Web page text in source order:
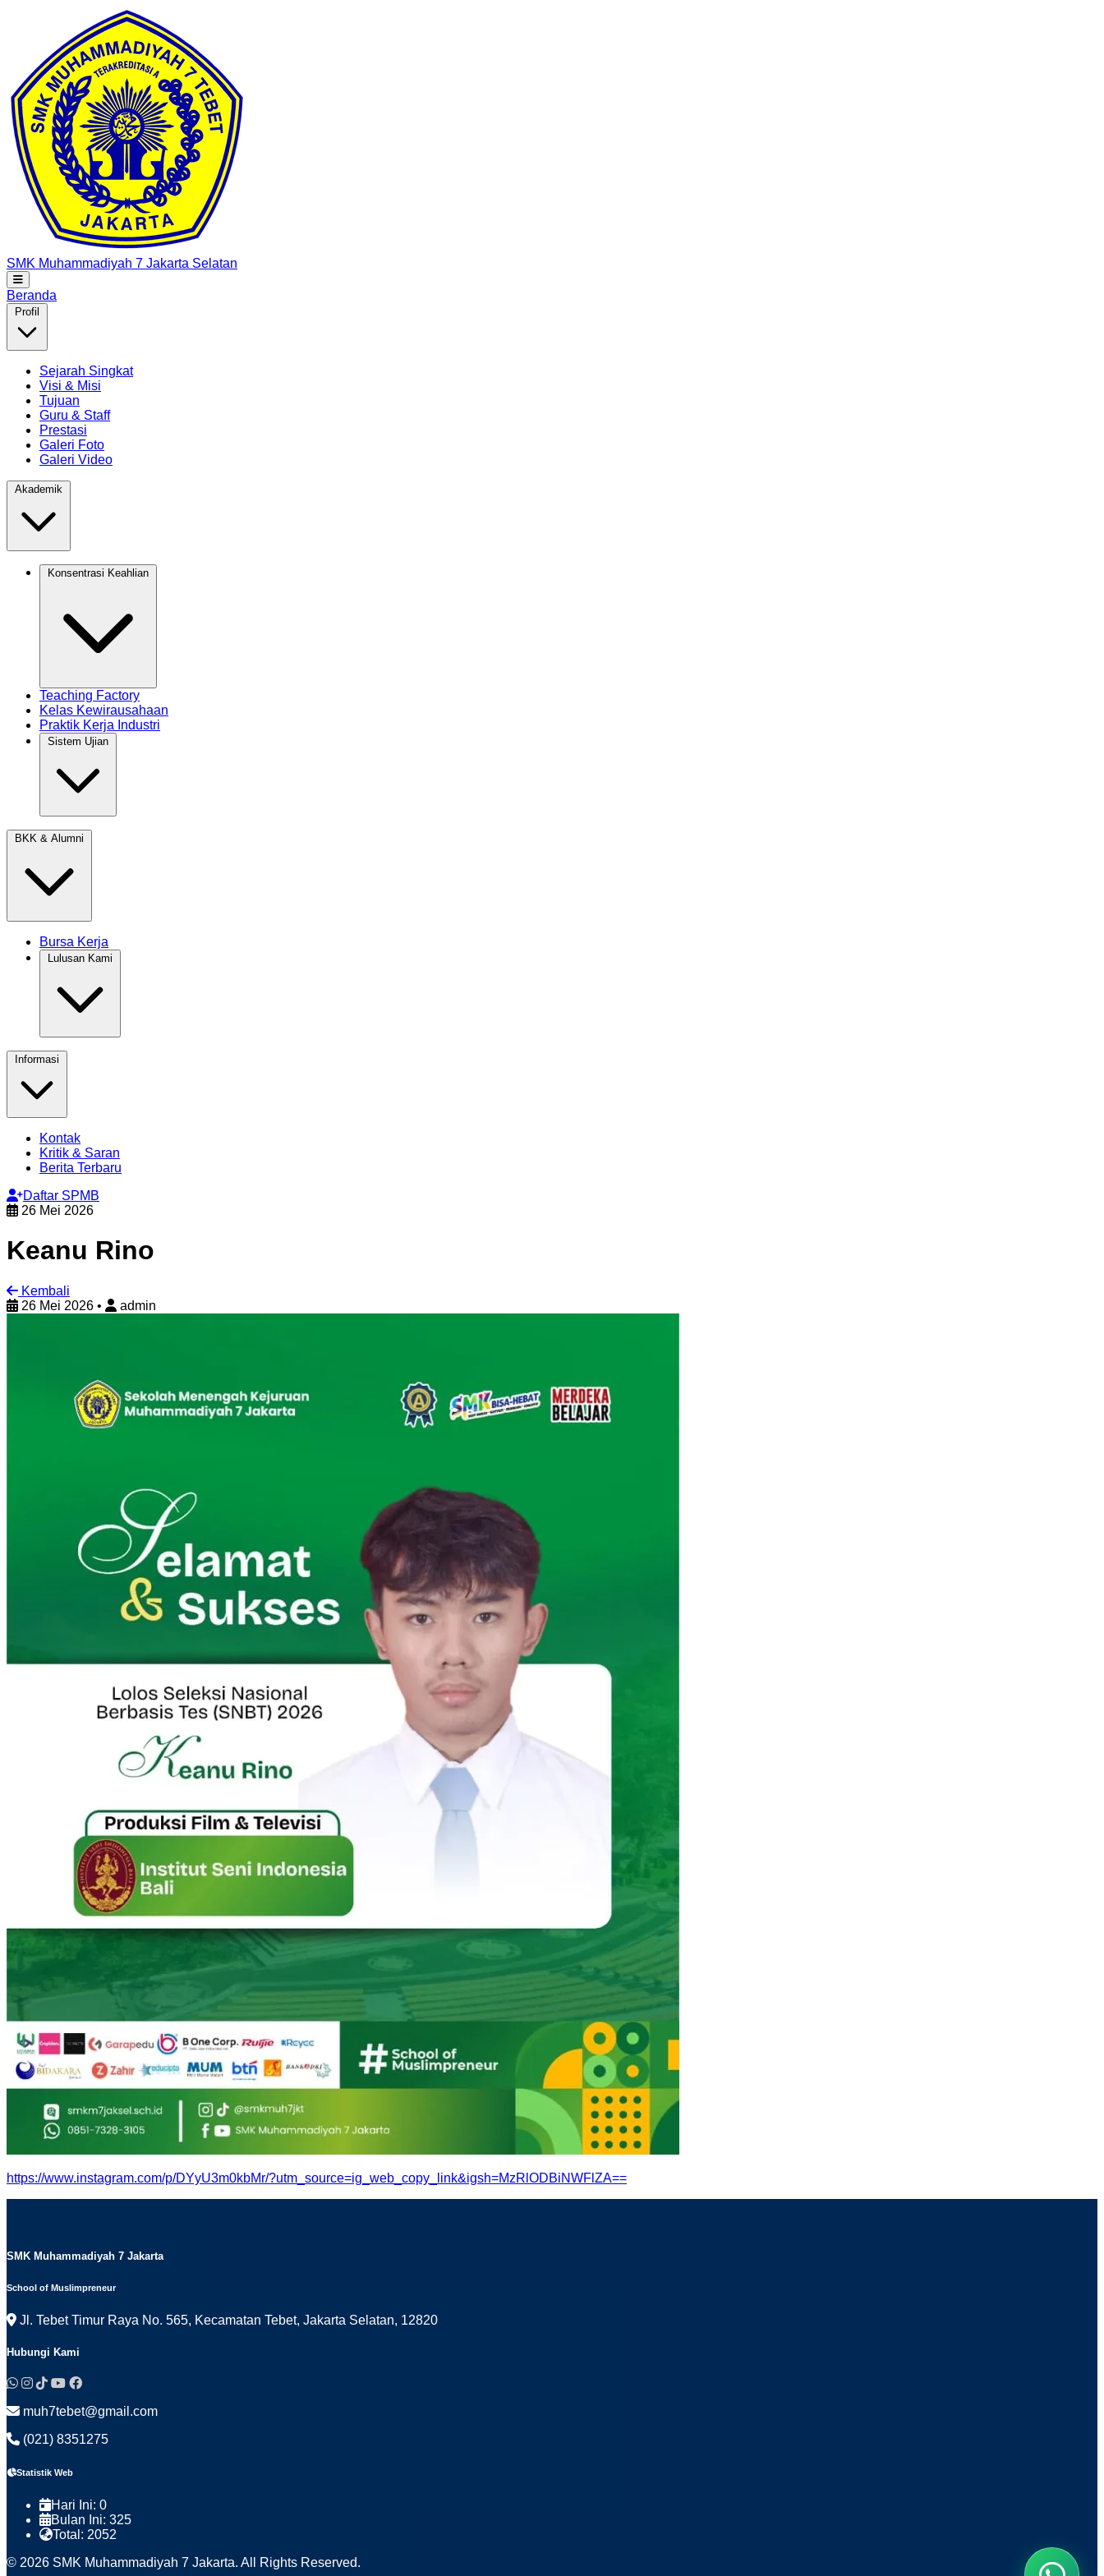
SMK Muhammadiyah 7 Jakarta Selatan
Beranda
Sejarah Singkat
Visi & Misi
Tujuan
Guru & Staff
Prestasi
Galeri Foto
Galeri Video
Teaching Factory
Kelas Kewirausahaan
Praktik Kerja Industri
Bursa Kerja
Kontak
Kritik & Saran
Berita Terbaru
Daftar SPMB
26 Mei 2026
Keanu Rino
Kembali
26 Mei 2026 • admin
https://www.instagram.com/p/DYyU3m0kbMr/?utm_source=ig_web_copy_link&igsh=MzRlODBiNWFlZA==
SMK Muhammadiyah 7 Jakarta
School of Muslimpreneur
Jl. Tebet Timur Raya No. 565, Kecamatan Tebet, Jakarta Selatan, 12820
Hubungi Kami
muh7tebet@gmail.com
(021) 8351275
Statistik Web
Hari Ini: 0
Bulan Ini: 325
Total: 2052
© 2026 SMK Muhammadiyah 7 Jakarta. All Rights Reserved.